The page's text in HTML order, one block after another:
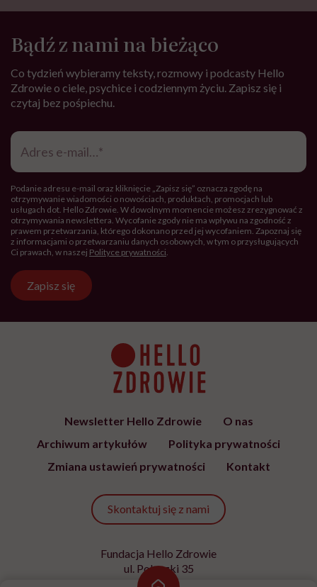
Bądź z nami na bieżąco
Co tydzień wybieramy teksty, rozmowy i podcasty Hello
Zdrowie o ciele, psychice i codziennym życiu. Zapisz się i
czytaj bez pośpiechu.
Adres
mail*
Podanie adresu e-mail oraz kliknięcie „Zapisz się” oznacza zgodę na
otrzymywanie wiadomości o nowościach, produktach, promocjach lub
usługach dot. Hello Zdrowie. W dowolnym momencie możesz zrezygnować z
otrzymywania newslettera. Wycofanie zgody nie ma wpływu na zgodność z
prawem przetwarzania, którego dokonano przed jej wycofaniem. Zapoznaj się
z informacjami o przetwarzaniu danych osobowych, w tym o przysługujących
Ci prawach, w naszej Polityce prywatności.
Zapisz się
Newsletter Hello Zdrowie
O nas
Archiwum artykułów
Polityka prywatności
Zmiana ustawień prywatności
Kontakt
Skontaktuj się z nami
Fundacja Hello Zdrowie
ul. Poleczki 35
02-822 Warszawa